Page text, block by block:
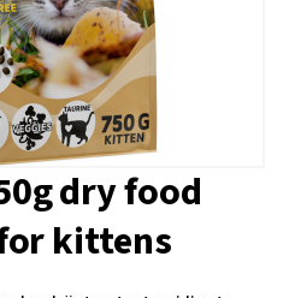
dry food
kittens